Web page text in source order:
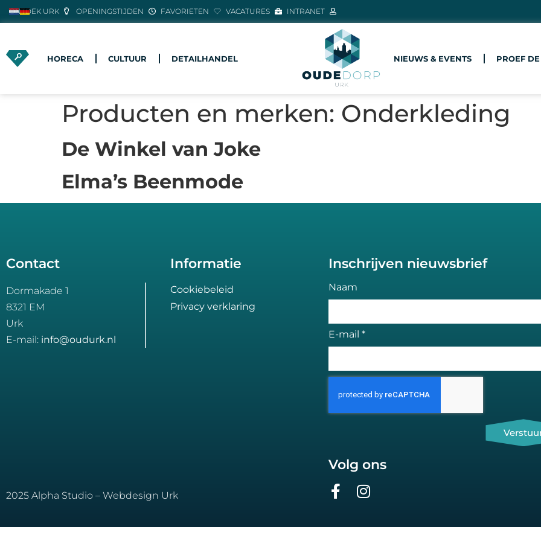
ONTDEK URK OPENINGSTIJDEN FAVORIETEN VACATURES INTRANET
HORECA CULTUUR DETAILHANDEL NIEUWS & EVENTS PROEF
Producten en merken: Onderkleding
De Winkel van Joke
Elma’s Beenmode
Contact
Dormakade 1
8321 EM
Urk
E-mail: info@oudurk.nl
Informatie
Cookiebeleid
Privacy verklaring
2025 Alpha Studio – Webdesign Urk
Inschrijven nieuwsbrief
Naam
E-mail *
Volg ons